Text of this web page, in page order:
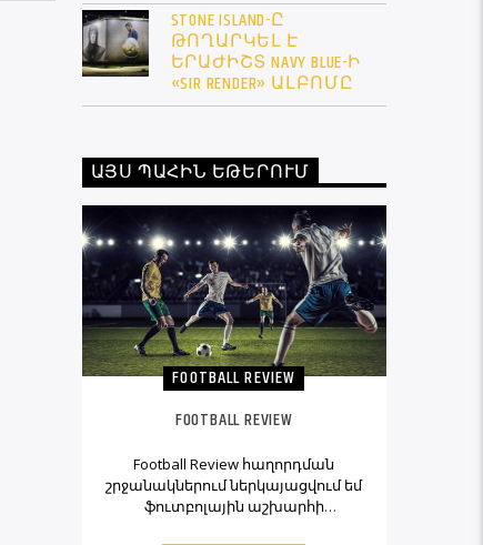
STONE ISLAND-Ը
ԹՈՂԱՐԿԵԼ Է
ԵՐԱԺԻՇՏ NAVY BLUE-Ի
«SIR RENDER» ԱԼԲՈՄԸ
ԱՅՍ ՊԱՀԻՆ ԵԹԵՐՈՒՄ
FOOTBALL REVIEW
FOOTBALL REVIEW
Football Review հաղորդման
շրջանակներում ներկայացվում եմ
ֆուտբոլային աշխարհի